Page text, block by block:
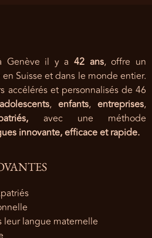
à Genève il y a42 ans, offre un
Suisse et dans le monde entier.
accélérés et personnalisés de 46
adolescents, enfants, entreprises,
avec une méthode
innovante, efficace et rapide.
leur langue maternelle